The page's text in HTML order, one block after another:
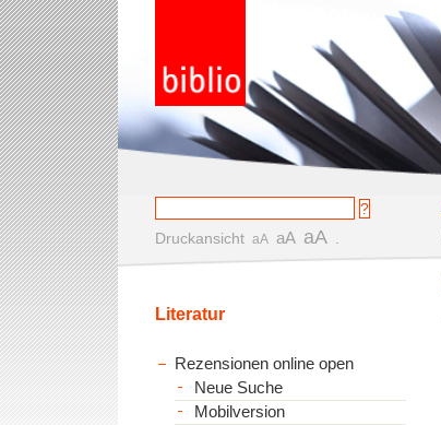
Druckansicht aA aA aA
Literatur
Rezensionen online open
Neue Suche
Mobilversion